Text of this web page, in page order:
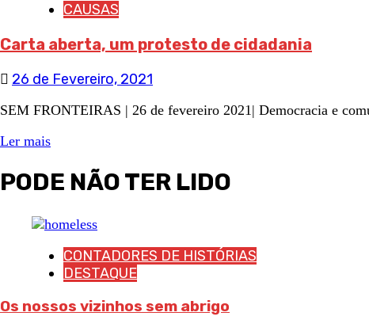
CAUSAS
Carta aberta, um protesto de cidadania
26 de Fevereiro, 2021
SEM FRONTEIRAS | 26 de fevereiro 2021| Democracia e
Ler mais
PODE NÃO TER LIDO
CONTADORES DE HISTÓRIAS
DESTAQUE
Os nossos vizinhos sem abrigo